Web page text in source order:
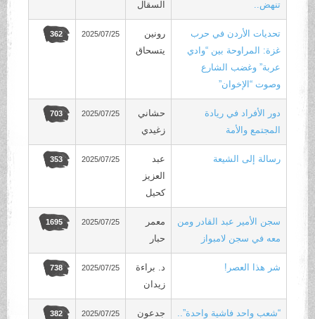
تنهض..
السقال
تحديات الأردن في حرب
غزة: المراوحة بين “وادي
عربة” وغضب الشارع
وصوت “الإخوان”
رونين
يتسحاق
2025/07/25
362
دور الأفراد في ريادة
المجتمع والأمة
حشاني
زغيدي
2025/07/25
703
رسالة إلى الشيعة
العزيز
كحيل
2025/07/25
353
سجن الأمير عبد القادر ومن
معه في سجن لامبواز
معمر
حبار
2025/07/25
1695
شر هذا العصر!
د. براءة
زيدان
2025/07/25
738
“شعب واحد فاشية واحدة”..
جدعون
2025/07/25
382